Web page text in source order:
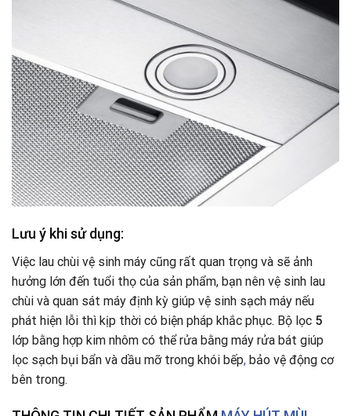
Lưu ý khi sử dụng:
Việc lau chùi vệ sinh máy cũng rất quan trọng và sẽ ảnh
hưởng lớn đến tuổi thọ của sản phẩm, bạn nên vệ sinh lau
chùi và quan sát máy định kỳ giúp vệ sinh sạch máy nếu
phát hiện lỗi thì kịp thời có biện pháp khắc phục. Bộ lọc 5
lớp bằng hợp kim nhôm có thể rửa bằng máy rửa bát giúp
lọc sạch bụi bẩn và dầu mỡ trong khói bếp, bảo vệ động cơ
bên trong.